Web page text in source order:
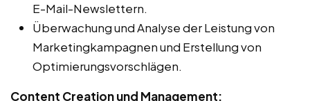
E-Mail-Newslettern.
Überwachung und Analyse der Leistung von
Marketingkampagnen und Erstellung von
Optimierungsvorschlägen.
Content Creation und Management: